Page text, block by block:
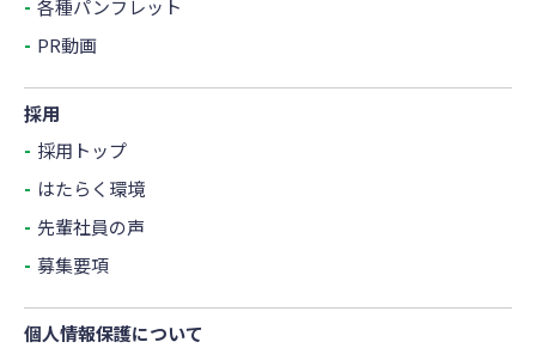
各種パンフレット
PR動画
採用
採用トップ
はたらく環境
先輩社員の声
募集要項
個人情報保護について